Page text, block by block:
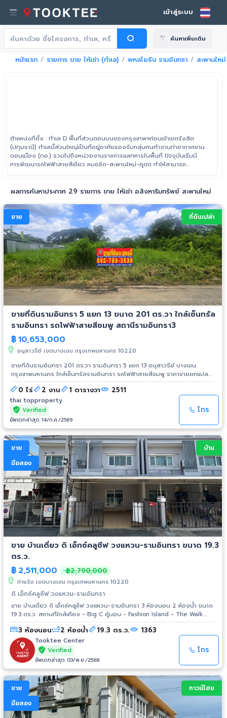
เข้าสู่ระบบ
ค้นหาเพิ่มเติม
หน้าแรก รายการ ขาย ให้เช่า (ทำเล) พหลโยธิน รามอินทรา สะพานใหม่
ตำแหน่งที่ตั้ง : ทำเล D พื้นที่ส่วนตอนบนของกรุงเทพฯก่อนเข้าเขตรังสิต
(ปทุมธานี) ทำเลนี้ส่วนใหญ่เป็นที่อยู่อาศัยรองรับกลุ่มคนทำงานท่าอากาศยาน
ดอนเมือง (ทอ.) รวมไปถึงหน่วยงานราชการแลทหารในพื้นที่ ปัจจุบันเริ่มมี
การพัฒนารถไฟฟ้าสายสีเขียว หมอชิต-สะพานใหม่-คูตต ทำให้สามารถ
ของเส้นถนนหทัยราษฎร์ ด้านตะวันออกจรดถนนกาญจนาภิเษก (วงแหวน
ถนนวิภาวดีรังสิต
ผลการค้นหาประกาศ 29 รายการ ขาย ให้เช่า อสังหาริมทรัพย์ สะพานใหม่
ขาย ที่ดินเปล่า
ขายที่ดินรามอินทรา 5 แยก 13 ขนาด 201 ตร.วา ใกล้เซ็นทรัล
รามอินทรา รถไฟฟ้าสายสีชมพู สถานีรามอินทรา3
฿10,653,000
อนุสาวรีย์ เขตบางเขน กรุงเทพมหานคร 10220
ขายที่ดินรามอินทรา 201 ตร.วา รามอินทรา 5 แยก 13 อนุสาวรีย์ บางเขน
กรุงเทพมหานคร ใกล้เซ็นทรัลรามอินทรา รถไฟฟ้าสายสีชมพู ราคาขายยกแปลง
10,653,000 บาท *ตร.วาละ 53,000 บาท ขนาดที่ดิน 201 ตร.วา หน้ากว้างติด
ถนน 20 m.x ลึก 40 m. *เหมาะสร้างบ้านพักอาศัย ออฟฟิศ สำนักงาน *โซนสี
เหลือง ย.๔-๑๐ สถานที่ใกล้เคียง เซ็นทรัลรามอินทรา, สนามมวยลุมพินี
รถไฟฟ้าสายสีชมพู สถานีรามอินทรา3 BTS สายสีเขียว สถานีวัดพระศรีมหาธาตุ
สวนกีฬารามอินทรา โลตัส หลักสี่ วัดพระศรีมหาธาตุวรมหาวิหาร มหาวิทยาลัย
ราชภัฎพระนคร มหาวิทยาลัยศรีปทุม, มหาวิทยาลัยเกริก ศูนย์พัฒนากีฬา
กองทัพบก รามอินทรา สนามกอล์ฟกองทัพบก, กรมทหารราบที่ 11 Foodland
รามอินทรา รับชมคลิปใน Tiktok: https://vt.tiktok.com/ZSxQCLCQH/ พิกัดที่
ตั้งที่ดิน: https://maps.app.goo.gl/yGr1q4i37PjeHwsN8 รายละเอียดเพิ่มเติม
คลิ๊ก https://thaitopproperty.com/227947-.html สอบถามรายละเอียดเพิ่ม
เติม: ติดต่อ: K.หนึ่ง (K.Nueng) โทร: 092-789-3539 Line ID: 0907894941
www.ThaiTopProperty.com #ขายที่ดิน #ที่ดินสร้างบ้าน #ที่ดินรามอินทรา
#ที่ดินบางเขน #ที่ดินใกล้รถไฟฟ้า #รถไฟฟ้าสายสีชมพู #สถานีรามอินทรา3
#BTS #รถไฟฟ้าสายสีเขียว #รถไฟฟ้าบีทีเอส #สถานีวัดพระศรีมหาธาตุ #ที่ดิน
ใกล้วัดพระศรีมหาธาตุ #ที่ดินบางเขน #รามอินทรา #หลักสี่ #ที่ดินใกล้เซ็นทรัล
รามอินทรา
0 ไร่ 2 งาน 1 ตารางวา 2511
thai topproperty
Verified
อัพเดทล่าสุด 14/ก.ค./2569
โทร
ขาย
มือสอง
บ้าน
ขาย บ้านเดี่ยว ดิ เอ็กซ์คลูซีฟ วงแหวน-รามอินทรา ขนาด 19.3
ตร.ว.
฿ 2,511,000 ฿2,790,000
ท่าแร้ง เขตบางเขน กรุงเทพมหานคร 10220
ดิ เอ็กซ์คลูซีฟ วงแหวน-รามอินทรา
ขาย บ้านเดี่ยว ดิ เอ็กซ์คลูซีฟ วงแหวน-รามอินทรา 3 ห้องนอน 2 ห้องน้ำ ขนาด
19.3 ตร.ว. สถานที่ใกล้เคียง - Big C คู้บอน - Fashion Island - The Walk
เกษตรนวมินทร์ - Chocolate Ville - Central Plaza รามอินทรา - Tesco
Lotus นวมินทร์ - ไทวัสดุ นวมินทร์ - Home Pro ลำลูกกา - ตลาดปัฐวิกรณ์ -
ตลาดน้ำพระยาสุเรนทร์ - รพ.สินแพทย์ - รพ.พญาไท นวมินทร์ -
รพ.นพรัตน์ราชธานี - รร.บดินทร์เดชา 2 - รร.นวมินทราชูทิศ เบญจมราชาลัย -
วัดคู้บอน - Safari World - สวนสยาม
3 ห้องนอน 2 ห้องน้ำ 19.3 ตร.ว. 1363
Tooktee Center
Verified
อัพเดทล่าสุด 03/พ.ย./2568
โทร
ขาย
มือสอง
ทาวน์โฮม